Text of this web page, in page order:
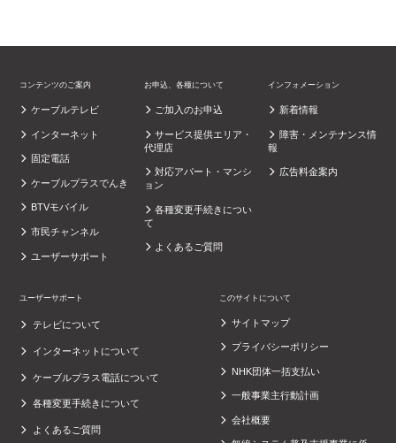
コンテンツのご案内
ケーブルテレビ
インターネット
固定電話
ケーブルプラスでんき
BTVモバイル
市民チャンネル
ユーザーサポート
お申込、各種について
ご加入のお申込
サービス提供エリア・
代理店
対応アパート・マンシ
ョン
各種変更手続きについ
て
よくあるご質問
インフォメーション
新着情報
障害・メンテナンス情
報
広告料金案内
ユーザーサポート
テレビについて
インターネットについて
ケーブルプラス電話について
各種変更手続きについて
よくあるご質問
このサイトについて
サイトマップ
プライバシーポリシー
NHK団体一括支払い
一般事業主行動計画
会社概要